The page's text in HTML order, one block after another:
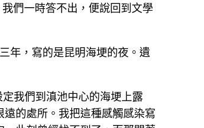
們一時答不出，便說回到文學
年，寫的是昆明海埂的夜。遺
我們到滇池中心的海埂上露
的處所。我把這種感觸感染寫